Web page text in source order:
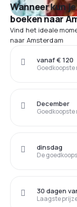
Wanneer kun
boeken naar
Vind het ideale
naar Amsterdam
vanaf € 120
December
De
dinsdag
Laagste
30 dagen